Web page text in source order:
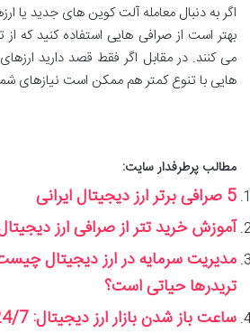
اگر به دنبال معامله آلت کوین های جدید
بهتر است از صرافی هایی استفاده کنید که از
می کنند. در مقابل اگر فقط قصد دارید
هایی با تنوع کمتر هم ممکن است نیازهای شما
مطالب پرطرفدار سایت:
5 صرافی برتر ارز دیجیتال ایرانی
آموزش خرید تتر از صرافی ارز
مدیریت سرمایه در ارز دیجیتال
تریدرها حیاتی است؟
ساعت باز شدن بازار ارز دیجیتال: 24/7 | راهنمای کامل